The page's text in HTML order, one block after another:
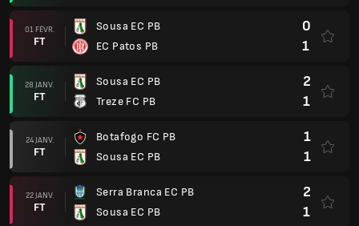
01 FÉVR.
FT
Sousa EC PB
EC Patos PB
0
1
28 JANV.
FT
Sousa EC PB
Treze FC PB
2
1
24 JANV.
FT
Botafogo FC PB
Sousa EC PB
1
1
22 JANV.
FT
Serra Branca EC PB
Sousa EC PB
2
1